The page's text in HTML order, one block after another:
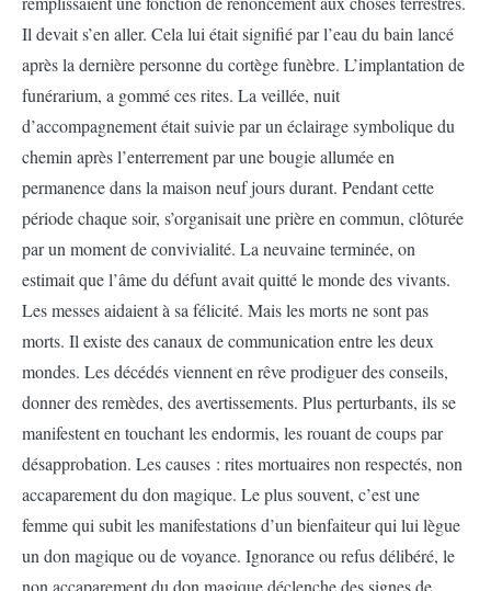
Il devait s’en aller. Cela lui était signifié par l’eau du bain lancé
après la dernière personne du cortège funèbre. L’implantation de
funérarium, a gommé ces rites. La veillée, nuit
d’accompagnement était suivie par un éclairage symbolique du
chemin après l’enterrement par une bougie allumée en
permanence dans la maison neuf jours durant. Pendant cette
période chaque soir, s’organisait une prière en commun, clôturée
par un moment de convivialité. La neuvaine terminée, on
estimait que l’âme du défunt avait quitté le monde des vivants.
Les messes aidaient à sa félicité. Mais les morts ne sont pas
morts. Il existe des canaux de communication entre les deux
mondes. Les décédés viennent en rêve prodiguer des conseils,
donner des remèdes, des avertissements. Plus perturbants, ils se
manifestent en touchant les endormis, les rouant de coups par
désapprobation. Les causes : rites mortuaires non respectés, non
accaparement du don magique. Le plus souvent, c’est une
femme qui subit les manifestations d’un bienfaiteur qui lui lègue
un don magique ou de voyance. Ignorance ou refus délibéré, le